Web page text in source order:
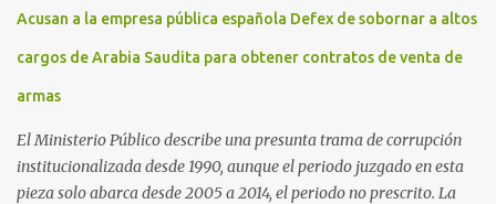
Acusan a la empresa pública española Defex de sobornar a altos
cargos de Arabia Saudita para obtener contratos de venta de
armas
El Ministerio Público describe una presunta trama de corrupción
institucionalizada desde 1990, aunque el periodo juzgado en esta
pieza solo abarca desde 2005 a 2014, el periodo no prescrito. La